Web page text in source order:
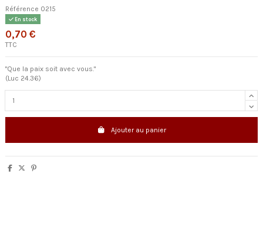
Référence 0215
En stock
0,70 €
TTC
"Que la paix soit avec vous."
(Luc 24.36)
Ajouter au panier